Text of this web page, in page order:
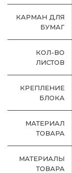
КАРМАН ДЛЯ
БУМАГ
КОЛ-ВО
ЛИСТОВ
КРЕПЛЕНИЕ
БЛОКА
МАТЕРИАЛ
ТОВАРА
МАТЕРИАЛЫ
ТОВАРА